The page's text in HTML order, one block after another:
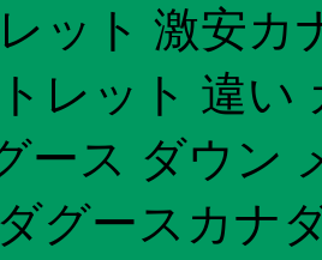
ット 激安カ
レット 違い
ース ダウン
グースカナ